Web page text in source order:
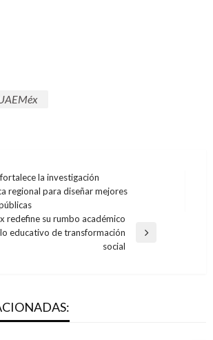
la investigación
regional para diseñar mejores
redefine su rumbo académico
educativo de transformación
social